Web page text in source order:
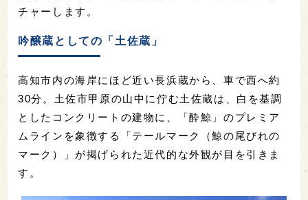
チャーします。
吟醸蔵としての「土佐蔵」
高知市内の海岸にほど近い長浜蔵から、車で西へ約
30分。土佐市甲原の山中に佇む土佐蔵は、白を基調
としたコンクリートの建物に、「酔鯨」のプレミア
ムラインを象徴する「テールマーク（鯨の尾びれの
マーク）」が掲げられた近代的な外観が目を引きま
す。